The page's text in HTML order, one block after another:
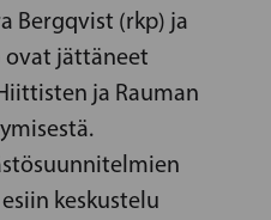
Bergqvist (rkp) ja
ovat jättäneet
ja Rauman
keskustelu